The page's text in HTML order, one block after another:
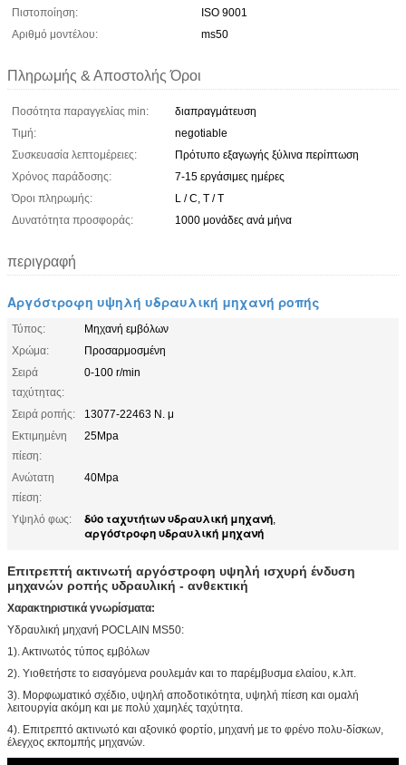
Πιστοποίηση:
ISO 9001
Αριθμό μοντέλου:
ms50
Πληρωμής & Αποστολής Όροι
Ποσότητα παραγγελίας min:
διαπραγμάτευση
Τιμή:
negotiable
Συσκευασία λεπτομέρειες:
Πρότυπο εξαγωγής ξύλινα περίπτωση
Χρόνος παράδοσης:
7-15 εργάσιμες ημέρες
Όροι πληρωμής:
L / C, T / T
Δυνατότητα προσφοράς:
1000 μονάδες ανά μήνα
περιγραφή
Αργόστροφη υψηλή υδραυλική μηχανή ροπής
Τύπος:
Μηχανή εμβόλων
Χρώμα:
Προσαρμοσμένη
Σειρά
ταχύτητας:
0-100 r/min
Σειρά ροπής:
13077-22463 Ν. μ
Εκτιμημένη
πίεση:
25Mpa
Ανώτατη
πίεση:
40Mpa
Υψηλό φως: δύο ταχυτήτων υδραυλική μηχανή,
αργόστροφη υδραυλική μηχανή
Επιτρεπτή ακτινωτή αργόστροφη υψηλή ισχυρή ένδυση
μηχανών ροπής υδραυλική - ανθεκτική
Χαρακτηριστικά γνωρίσματα:
Υδραυλική μηχανή POCLAIN MS50:
1). Ακτινωτός τύπος εμβόλων
2). Υιοθετήστε το εισαγόμενα ρουλεμάν και το παρέμβυσμα ελαίου, κ.λπ.
3). Μορφωματικό σχέδιο, υψηλή αποδοτικότητα, υψηλή πίεση και ομαλή
λειτουργία ακόμη και με πολύ χαμηλές ταχύτητα.
4). Επιτρεπτό ακτινωτό και αξονικό φορτίο, μηχανή με το φρένο πολυ-δίσκων,
έλεγχος εκπομπής μηχανών.